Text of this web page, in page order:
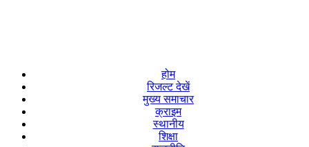
होम
रिजल्ट देखें
मुख्य समाचार
क्राइम
स्थानीय
शिक्षा